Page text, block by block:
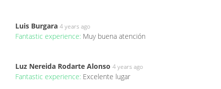
Luis Burgara 4 years ago
Fantastic experience: Muy buena atención
Luz Nereida Rodarte Alonso 4 years ago
Fantastic experience: Excelente lugar